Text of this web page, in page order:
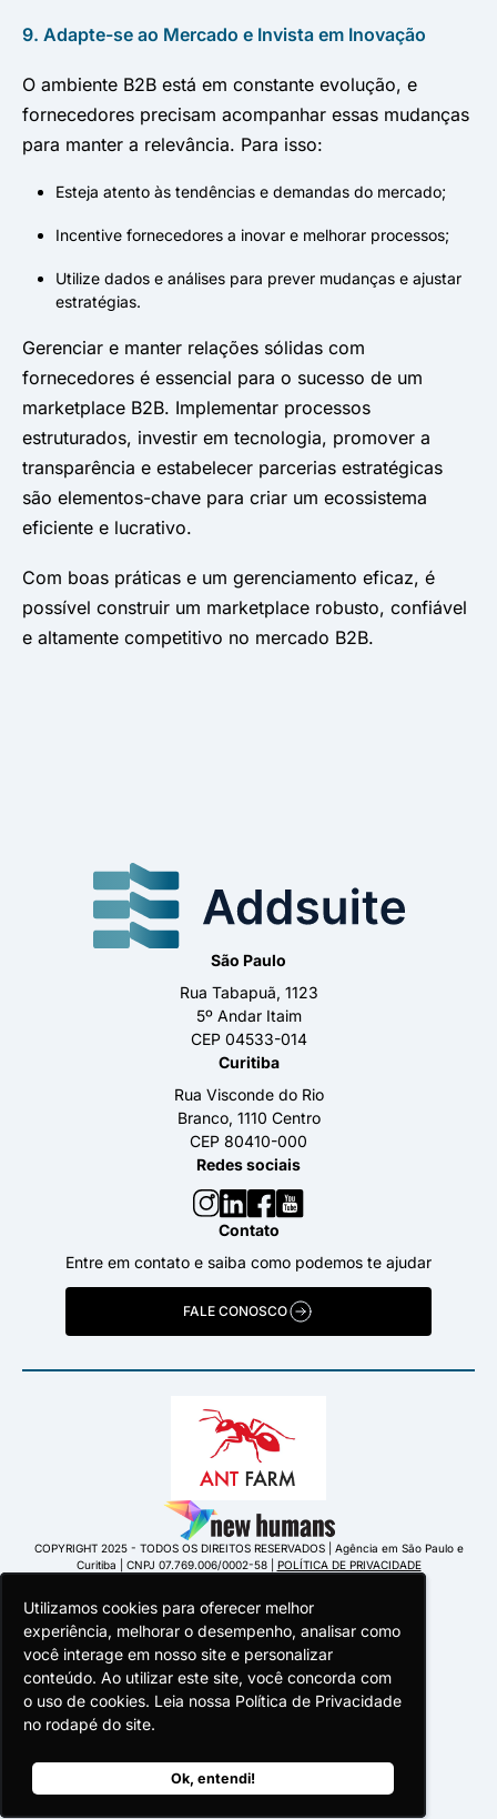
Utilizamos cookies para oferecer melhor
experiência, melhorar o desempenho, analisar como
você interage em nosso site e personalizar
conteúdo. Ao utilizar este site, você concorda com
o uso de cookies. Leia nossa Política de Privacidade
no rodapé do site.
Ok, entendi!
Utilizamos cookies para oferecer melhor
experiência, melhorar o desempenho, analisar como
você interage em nosso site e personalizar
conteúdo. Ao utilizar este site, você concorda com
o uso de cookies. Leia nossa Política de Privacidade
no rodapé do site.
Ok, entendi!
Utilizamos cookies para oferecer melhor
experiência, melhorar o desempenho, analisar como
você interage em nosso site e personalizar
conteúdo. Ao utilizar este site, você concorda com
o uso de cookies. Leia nossa Política de Privacidade
no rodapé do site.
Ok, entendi!
9. Adapte-se ao Mercado e Invista em Inovação
O ambiente B2B está em constante evolução, e
fornecedores precisam acompanhar essas mudanças
para manter a relevância. Para isso:
Esteja atento às tendências e demandas do mercado;
Incentive fornecedores a inovar e melhorar processos;
Utilize dados e análises para prever mudanças e ajustar
estratégias.
Gerenciar e manter relações sólidas com
fornecedores é essencial para o sucesso de um
marketplace B2B. Implementar processos
estruturados, investir em tecnologia, promover a
transparência e estabelecer parcerias estratégicas
são elementos-chave para criar um ecossistema
eficiente e lucrativo.
Com boas práticas e um gerenciamento eficaz, é
possível construir um marketplace robusto, confiável
e altamente competitivo no mercado B2B.
São Paulo
Rua Tabapuã, 1123
5º Andar Itaim
CEP 04533-014
Curitiba
Rua Visconde do Rio
Branco, 1110 Centro
CEP 80410-000
Redes sociais
Contato
Entre em contato e saiba como podemos te ajudar
FALE CONOSCO
COPYRIGHT 2025 - TODOS OS DIREITOS RESERVADOS | Agência em São Paulo e
Curitiba | CNPJ 07.769.006/0002-58 | POLÍTICA DE PRIVACIDADE
Portuguese Portugal